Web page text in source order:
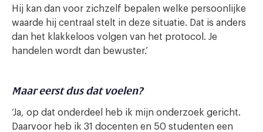
Hij kan dan voor zichzelf bepalen welke persoonlijke
waarde hij centraal stelt in deze situatie. Dat is anders
dan het klakkeloos volgen van het protocol. Je
handelen wordt dan bewuster.’
Maar eerst dus dat voelen?
‘Ja, op dat onderdeel heb ik mijn onderzoek gericht.
Daarvoor heb ik 31 docenten en 50 studenten een